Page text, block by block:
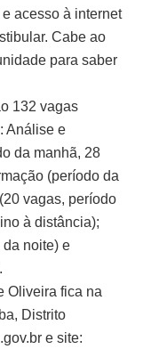
acesso à internet
Cabe ao
para saber
132 vagas
Análise e
da manhã, 28
(período da
vagas, período
à distância);
noite) e
Oliveira fica na
Distrito
e site: